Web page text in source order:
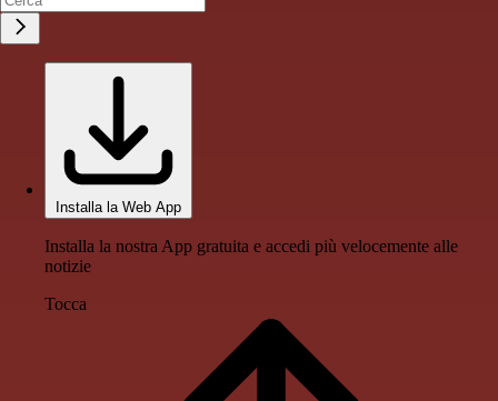
Installa la Web App
Installa la nostra App gratuita e accedi più velocemente alle
notizie
Tocca